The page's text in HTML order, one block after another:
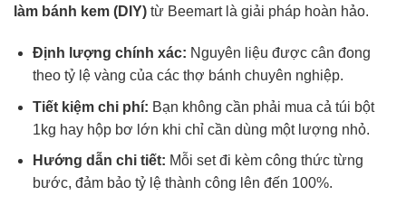
làm bánh kem (DIY) từ Beemart là giải pháp hoàn hảo.
Định lượng chính xác: Nguyên liệu được cân đong
theo tỷ lệ vàng của các thợ bánh chuyên nghiệp.
Tiết kiệm chi phí: Bạn không cần phải mua cả túi bột
1kg hay hộp bơ lớn khi chỉ cần dùng một lượng nhỏ.
Hướng dẫn chi tiết: Mỗi set đi kèm công thức từng
bước, đảm bảo tỷ lệ thành công lên đến 100%.